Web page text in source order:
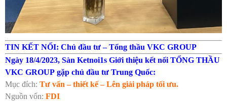
TIN KẾT NỐI: Chủ đầu tư – Tổng thầu VKC GROUP
Ngày 18/4/2023, Sàn Ketnoi1s Giới thiệu kết nối TỔNG THẦU
VKC GROUP gặp chủ đầu tư Trung Quốc:
Mục đích: Tư vấn – thiết kế – Lên giải pháp tối ưu.
Nguồn vốn: FDI